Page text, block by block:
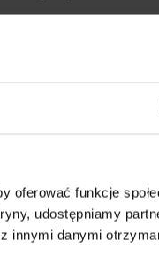
oferować funkcje
udostępniamy
innymi danymi
paliwa.